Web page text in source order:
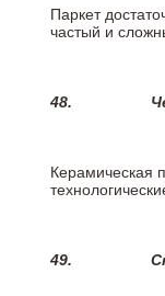
Паркет
частый и
48.
Керамическая
49.